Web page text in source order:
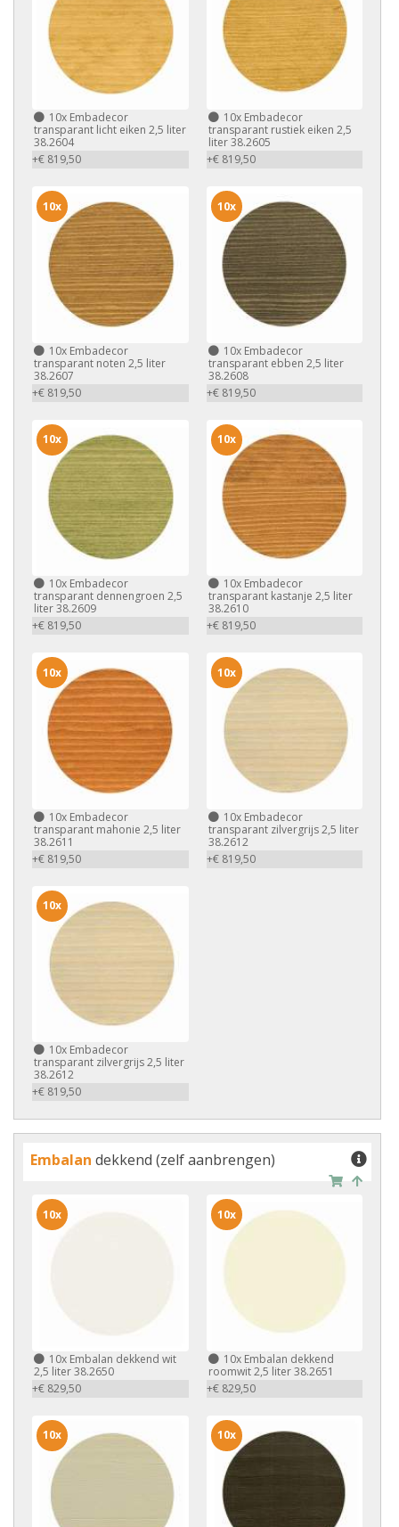
10x Embadecor
transparant licht eiken 2,5 liter
38.2604
+€ 819,50
10xEmbadecor
transparant rustiek eiken 2,5
liter 38.2605
+€ 819,50
10x Embadecor
transparant noten 2,5 liter
38.2607
+€ 819,50
10x
10xEmbadecor
transparant ebben 2,5 liter
38.2608
+€ 819,50
10x
10x Embadecor
transparant dennengroen 2,5
liter 38.2609
+€ 819,50
10x
10xEmbadecor
transparant kastanje 2,5 liter
38.2610
+€ 819,50
10x
10x Embadecor
transparant mahonie 2,5 liter
38.2611
+€ 819,50
10x
10xEmbadecor
transparant zilvergrijs 2,5 liter
38.2612
+€ 819,50
10x
10x Embadecor
transparant zilvergrijs 2,5 liter
38.2612
+€ 819,50
10x
Embalan dekkend (zelf aanbrengen)
10x Embalan dekkend wit
2,5 liter 38.2650
+€ 829,50
10x
10xEmbalan dekkend
roomwit 2,5 liter 38.2651
+€ 829,50
10x
10x 10x